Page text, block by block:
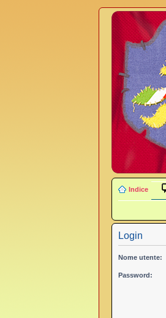
Indice
Login
Nome utente:
Password: